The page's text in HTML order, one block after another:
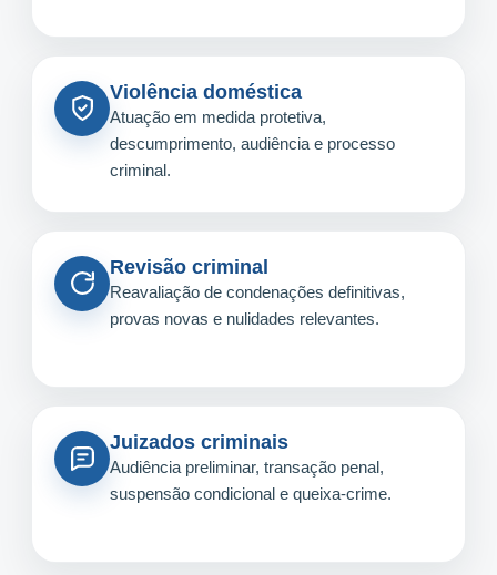
Violência doméstica
Atuação em medida protetiva,
descumprimento, audiência e processo
criminal.
Revisão criminal
Reavaliação de condenações definitivas,
provas novas e nulidades relevantes.
Juizados criminais
Audiência preliminar, transação penal,
suspensão condicional e queixa-crime.